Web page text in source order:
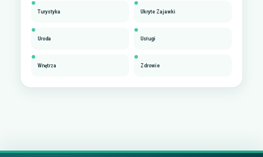
Turystyka Ukryte Zajawki
Uroda Usługi
Wnętrza Zdrowie